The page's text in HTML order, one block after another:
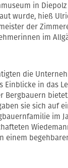
in Diepolz
wurde, hieß
der
im
die
Einblicke in das
Bergbauern
sie sich auf
im
einem